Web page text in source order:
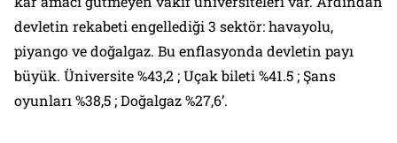
devletin rekabeti engellediği 3 sektör: havayolu,
piyango ve doğalgaz. Bu enflasyonda devletin payı
büyük. Üniversite %43,2 ; Uçak bileti %41.5 ; Şans
oyunları %38,5 ; Doğalgaz %27,6’.